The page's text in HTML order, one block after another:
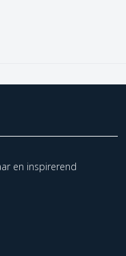
en inspirerend